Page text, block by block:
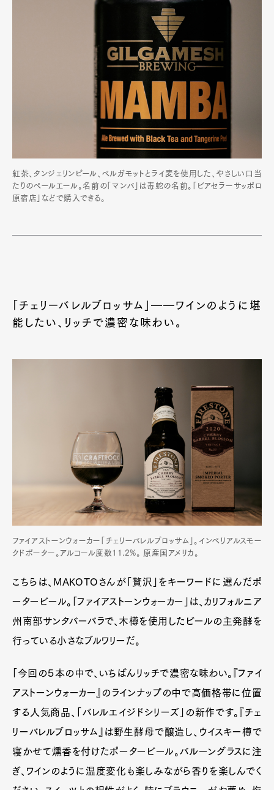
Art&Design WatchFashion
ProductCulture Lifestyle
紅茶、タンジェリンピール、ベルガモットとライ麦を使用した、やさしい口当
たりのペールエール。名前の「マンバ」は毒蛇の名前。「ビアセラーサッポロ
原宿店」などで購入できる。
「チェリーバレルブロッサム」――ワインのように堪
能したい、リッチで濃密な味わい。
ファイアストーンウォーカー「チェリーバレルブロッサム」。インペリアルスモー
クドポーター。アルコール度数11.2%。 原産国アメリカ。
こちらは、MAKOTOさんが「贅沢」をキーワードに選んだポ
ータービール。「ファイアストーンウォーカー」は、カリフォルニア
州南部サンタバーバラで、木樽を使用したビールの主発酵を
行っている小さなブルワリーだ。
「今回の５本の中で、いちばんリッチで濃密な味わい。『ファイ
アストーンウォーカー』のラインナップの中で高価格帯に位置
する人気商品、「バレルエイジドシリーズ」の新作です。『チェ
リーバレルブロッサム』は野生酵母で醸造し、ウイスキー樽で
寝かせて燻香を付けたポータービール。バルーングラスに注
ぎ、ワインのように温度変化も楽しみながら香りを楽しんでく